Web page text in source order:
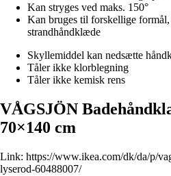
Kan stryges ved maks. 150°
Kan bruges til forskellige
strandhåndklæde
Skyllemiddel kan nedsætte
Tåler ikke klorblegning
Tåler ikke kemisk rens
VÅGSJÖN
70×140 cm
Link: https://www.ikea.com/dk/da/p/
lyserod-60488007/